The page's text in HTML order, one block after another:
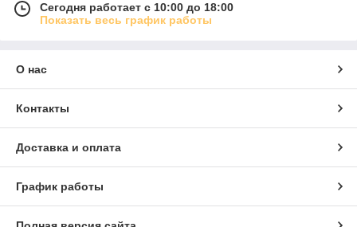
Сегодня работает с 10:00 до 18:00
Показать весь график работы
О нас
Контакты
Доставка и оплата
График работы